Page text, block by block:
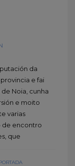
da
e fai
Noia, cunha
e moito
varias
de encontro
que